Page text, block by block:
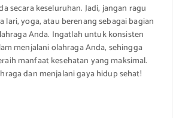
secara keseluruhan. Jadi, jangan ragu
lari, yoga, atau berenang sebagai bagian
Anda. Ingatlah untuk konsisten
menjalani olahraga Anda, sehingga
manfaat kesehatan yang maksimal.
dan menjalani gaya hidup sehat!